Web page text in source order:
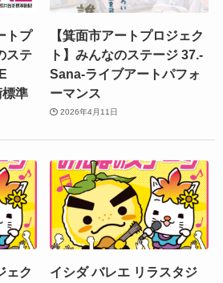
トプ
ステ
準
【箕面市アートプロジェク
ト】みんなのステージ 37.-
Sana-ライブアートパフォ
ーマンス
2026年4月11日
ェク
イシダ バレエ リラスタジ